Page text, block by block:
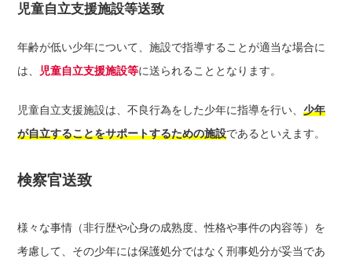
児童自立支援施設等送致
年齢が低い少年について、施設で指導することが適当な場合に
は、
児童自立支援施設等に送られることとなります。
児童自立支援施設は、不良行為をした少年に指導を行い、少年
が自立することをサポートするための施設であるといえます。
検察官送致
様々な事情（非行歴や心身の成熟度、性格や事件の内容等）を
考慮して、その少年には保護処分ではなく刑事処分が妥当であ